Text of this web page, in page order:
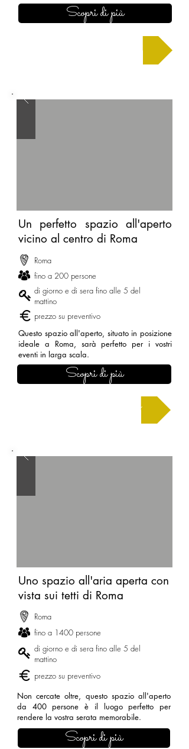
Scopri di più
Un perfetto spazio all'aperto
vicino al centro di Roma
Roma
fino a 200 persone
di giorno e di sera fino alle 5 del
mattino
prezzo su preventivo
Questo spazio all'aperto, situato in posizione
ideale a Roma, sarà perfetto per i vostri
eventi in larga scala.
Scopri di più
Chiedi un preventivo
Uno spazio all'aria aperta con
vista sui tetti di Roma
Roma
fino a 1400 persone
di giorno e di sera fino alle 5 del
mattino
prezzo su preventivo
Non cercate oltre, questo spazio all'aperto
da 400 persone è il luogo perfetto per
rendere la vostra serata memorabile.
Scopri di più